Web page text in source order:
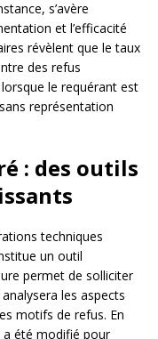
s’avère
et l’efficacité
révèlent que le taux
des refus
le requérant est
représentation
: des outils
techniques
un outil
permet de solliciter
les aspects
motifs de refus. En
a été modifié pour